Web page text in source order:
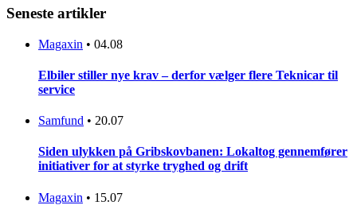
Seneste artikler
Magaxin • 04.08
Elbiler stiller nye krav – derfor vælger flere Teknicar til
service
Samfund • 20.07
Siden ulykken på Gribskovbanen: Lokaltog gennemfører
initiativer for at styrke tryghed og drift
Magaxin • 15.07